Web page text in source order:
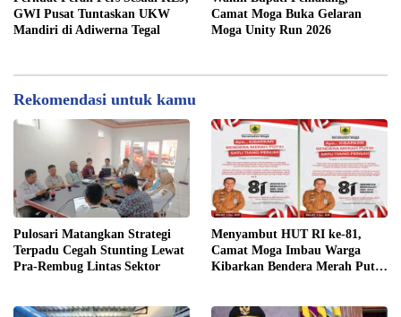
GWI Pusat Tuntaskan UKW
Mandiri di Adiwerna Tegal
Camat Moga Buka Gelaran
Moga Unity Run 2026
Rekomendasi untuk kamu
Pulosari Matangkan Strategi
Terpadu Cegah Stunting Lewat
Pra-Rembug Lintas Sektor
​Menyambut HUT RI ke-81,
Camat Moga Imbau Warga
Kibarkan Bendera Merah Putih